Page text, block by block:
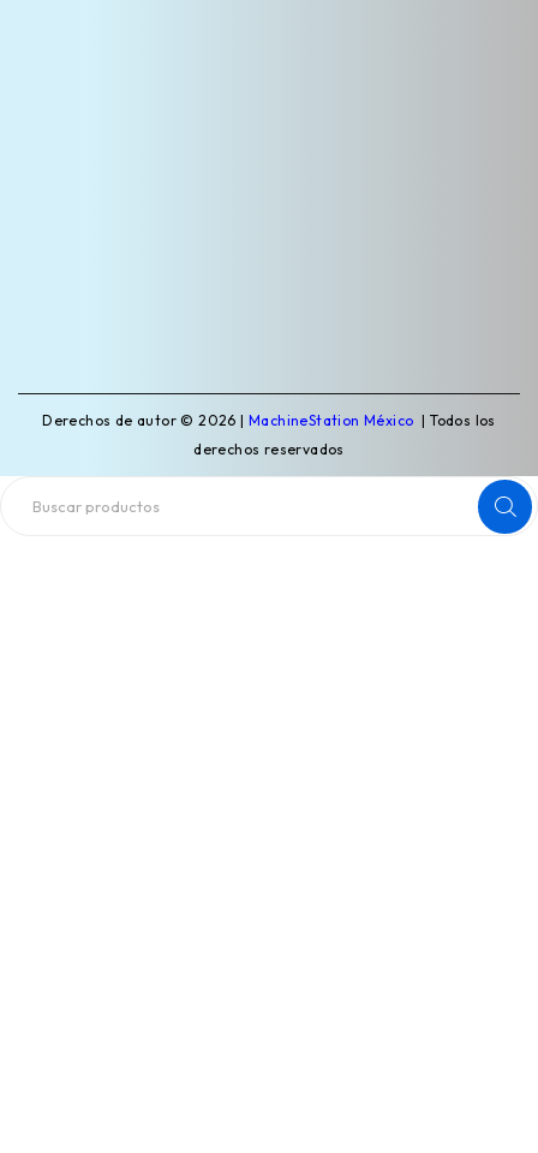
Derechos de autor © 2026 |MachineStation México | Todos los
derechos reservados